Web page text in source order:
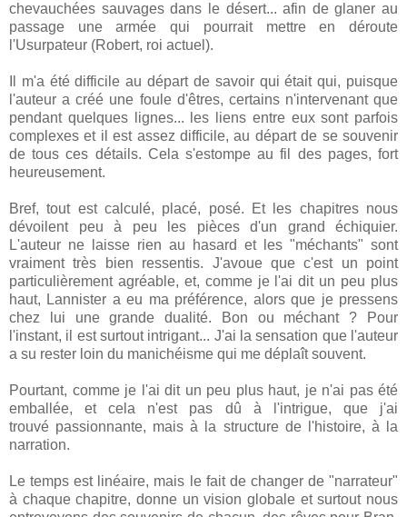
chevauchées sauvages dans le désert... afin de glaner au
passage une armée qui pourrait mettre en déroute
l'Usurpateur (Robert, roi actuel).
Il m'a été difficile au départ de savoir qui était qui, puisque
l'auteur a créé une foule d'êtres, certains n'intervenant que
pendant quelques lignes... les liens entre eux sont parfois
complexes et il est assez difficile, au départ de se souvenir
de tous ces détails. Cela s'estompe au fil des pages, fort
heureusement.
Bref, tout est calculé, placé, posé. Et les chapitres nous
dévoilent peu à peu les pièces d'un grand échiquier.
L'auteur ne laisse rien au hasard et les "méchants" sont
vraiment très bien ressentis. J'avoue que c'est un point
particulièrement agréable, et, comme je l'ai dit un peu plus
haut, Lannister a eu ma préférence, alors que je pressens
chez lui une grande dualité. Bon ou méchant ? Pour
l'instant, il est surtout intrigant... J'ai la sensation que l'auteur
a su rester loin du manichéisme qui me déplaît souvent.
Pourtant, comme je l'ai dit un peu plus haut, je n'ai pas été
emballée, et cela n'est pas dû à l'intrigue, que j'ai
trouvé passionnante, mais à la structure de l'histoire, à la
narration.
Le temps est linéaire, mais le fait de changer de "narrateur"
à chaque chapitre, donne un vision globale et surtout nous